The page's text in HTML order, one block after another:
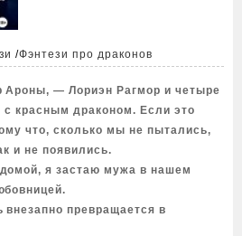
/Фэнтези про драконов
Ароны, — Лориэн Рагмор и четыре
с красным драконом. Если это
что, сколько мы не пытались,
и не появились.
я застаю мужа в нашем
превращается в